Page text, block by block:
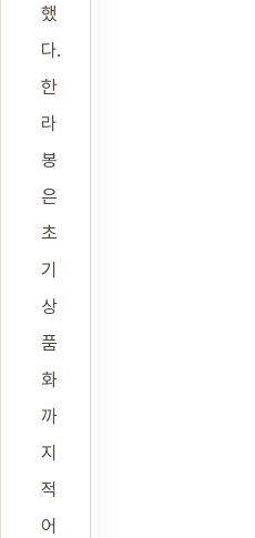
했
다.
한
라
봉
은
초
기
상
품
화
까
지
적
어